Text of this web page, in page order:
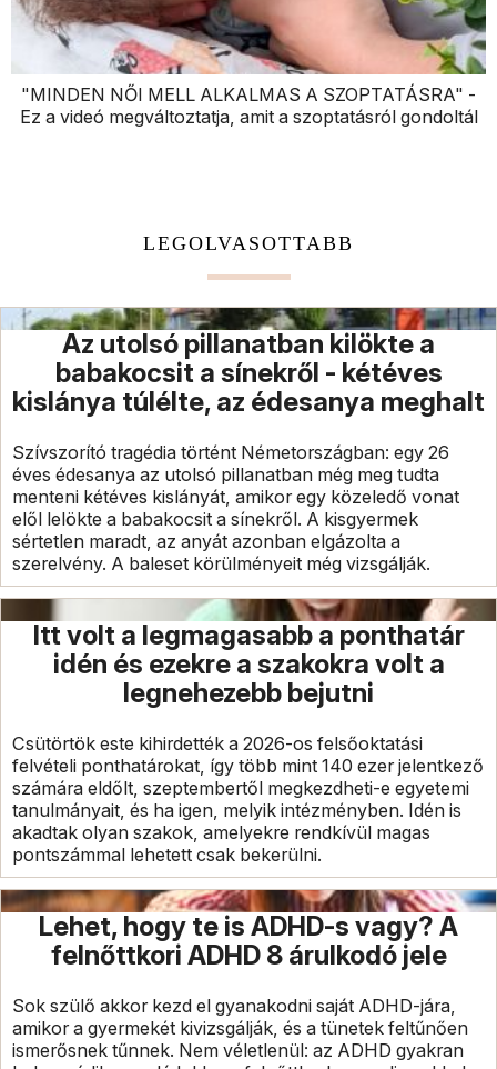
"MINDEN NŐI MELL ALKALMAS A SZOPTATÁSRA" -
Ez a videó megváltoztatja, amit a szoptatásról gondoltál
LEGOLVASOTTABB
Az utolsó pillanatban kilökte a
babakocsit a sínekről - kétéves
kislánya túlélte, az édesanya meghalt
Szívszorító tragédia történt Németországban: egy 26
éves édesanya az utolsó pillanatban még meg tudta
menteni kétéves kislányát, amikor egy közeledő vonat
elől lelökte a babakocsit a sínekről. A kisgyermek
sértetlen maradt, az anyát azonban elgázolta a
szerelvény. A baleset körülményeit még vizsgálják.
Itt volt a legmagasabb a ponthatár
idén és ezekre a szakokra volt a
legnehezebb bejutni
Csütörtök este kihirdették a 2026-os felsőoktatási
felvételi ponthatárokat, így több mint 140 ezer jelentkező
számára eldőlt, szeptembertől megkezdheti-e egyetemi
tanulmányait, és ha igen, melyik intézményben. Idén is
akadtak olyan szakok, amelyekre rendkívül magas
pontszámmal lehetett csak bekerülni.
Lehet, hogy te is ADHD-s vagy? A
felnőttkori ADHD 8 árulkodó jele
Sok szülő akkor kezd el gyanakodni saját ADHD-jára,
amikor a gyermekét kivizsgálják, és a tünetek feltűnően
ismerősnek tűnnek. Nem véletlenül: az ADHD gyakran